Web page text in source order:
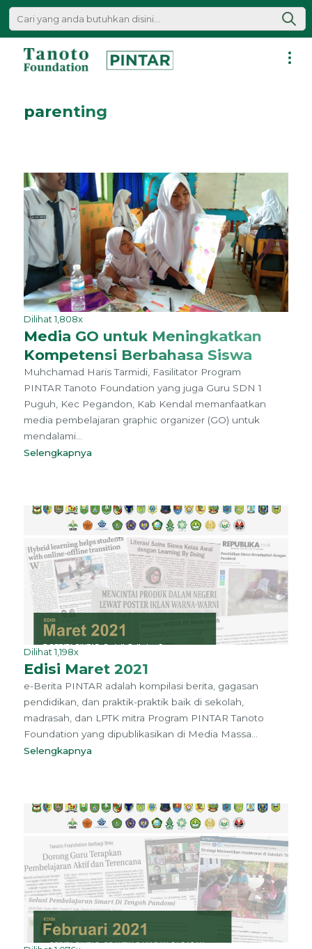
Lewati
|
Tanoto
parenting
Dilihat 1,808x
Media GO untuk Meningkatkan
Kompetensi Berbahasa Siswa
Muhchamad Haris Tarmidi, Fasilitator Program
PINTAR Tanoto Foundation yang juga Guru SDN 1
Puguh, Kec Pegandon, Kab Kendal memanfaatkan
media pembelajaran graphic organizer (GO) untuk
mendalami...
Selengkapnya
Dilihat 1,198x
Edisi Maret 2021
e-Berita PINTAR adalah kompilasi berita, gagasan
pendidikan, dan praktik-praktik baik di sekolah,
madrasah, dan LPTK mitra Program PINTAR Tanoto
Foundation yang dipublikasikan di Media Massa...
Selengkapnya